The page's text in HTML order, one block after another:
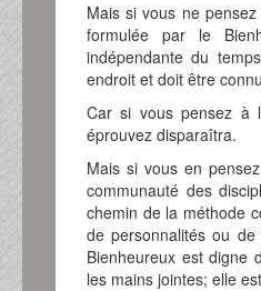
Mais si vous ne
formulée par le
indépendante du
endroit et doit être
Car si vous pensez à
éprouvez disparaîtra.
Mais si vous en
communauté des
chemin de la méthode
de personnalités ou
Bienheureux est digne
les mains jointes; elle